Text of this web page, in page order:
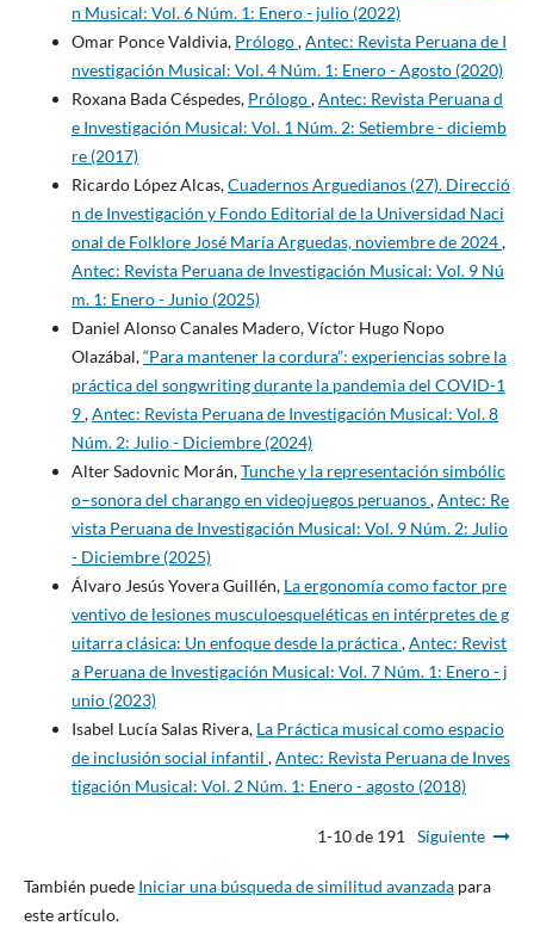
n Musical: Vol. 6 Núm. 1: Enero - julio (2022)
Omar Ponce Valdivia, Prólogo,Antec: Revista Peruana de I
nvestigación Musical: Vol. 4 Núm. 1: Enero - Agosto (2020)
Roxana Bada Céspedes, Prólogo,Antec: Revista Peruana d
e Investigación Musical: Vol. 1 Núm. 2: Setiembre - diciemb
re (2017)
Ricardo López Alcas,Cuadernos Arguedianos (27). Direcció
n de Investigación y Fondo Editorial de la Universidad Naci
onal de Folklore José María Arguedas, noviembre de 2024,
Antec: Revista Peruana de Investigación Musical: Vol. 9 Nú
m. 1: Enero - Junio (2025)
Daniel Alonso Canales Madero, Víctor Hugo Ñopo
Olazábal,“Para mantener la cordura”: experiencias sobre la
práctica del songwriting durante la pandemia del COVID-1
9,Antec: Revista Peruana de Investigación Musical: Vol. 8
Núm. 2: Julio - Diciembre (2024)
Alter Sadovnic Morán,Tunche y la representación simbólic
o–sonora del charango en videojuegos peruanos,Antec: Re
vista Peruana de Investigación Musical: Vol. 9 Núm. 2: Julio
- Diciembre (2025)
Álvaro Jesús Yovera Guillén, La ergonomía como factor pre
ventivo de lesiones musculoesqueléticas en intérpretes de g
uitarra clásica: Un enfoque desde la práctica,Antec: Revist
a Peruana de Investigación Musical: Vol. 7 Núm. 1: Enero - j
unio (2023)
Isabel Lucía Salas Rivera, La Práctica musical como espacio
de inclusión social infantil ,Antec: Revista Peruana de Inves
tigación Musical: Vol. 2 Núm. 1: Enero - agosto (2018)
1-10 de 191 Siguiente
También puede Iniciar una búsqueda de similitud avanzadapara
este artículo.